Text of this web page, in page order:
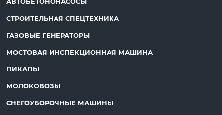
АВТОБЕТОНОНАСОСЫ
СТРОИТЕЛЬНАЯ СПЕЦТЕХНИКА
ГАЗОВЫЕ ГЕНЕРАТОРЫ
МОСТОВАЯ ИНСПЕКЦИОННАЯ МАШИНА
ПИКАПЫ
МОЛОКОВОЗЫ
СНЕГОУБОРОЧНЫЕ МАШИНЫ